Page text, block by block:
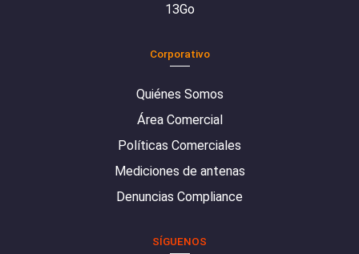
13Go
Corporativo
Quiénes Somos
Área Comercial
Políticas Comerciales
Mediciones de antenas
Denuncias Compliance
SÍGUENOS